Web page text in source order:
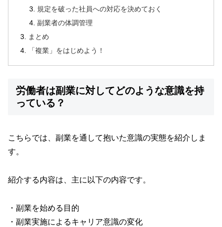
規定を破った社員への対応を決めておく
副業者の体調管理
まとめ
「複業」をはじめよう！
労働者は副業に対してどのような意識を持
っている？
こちらでは、副業を通して抱いた意識の実態を紹介しま
す。
紹介する内容は、主に以下の内容です。
・副業を始める目的
・副業実施によるキャリア意識の変化